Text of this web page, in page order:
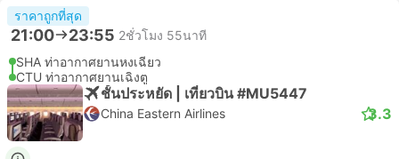
ราคาถูกที่สุด
21:00 23:55 2ชั่วโมง 55นาที
SHA ท่าอากาศยานหงเฉียว
CTU ท่าอากาศยานเฉิงตู
ชั้นประหยัด | เที่ยวบิน #MU5447
China Eastern Airlines 3.3